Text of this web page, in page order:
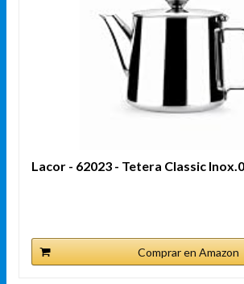
Lacor - 62023 - Tetera Classic
Comprar en Amazon